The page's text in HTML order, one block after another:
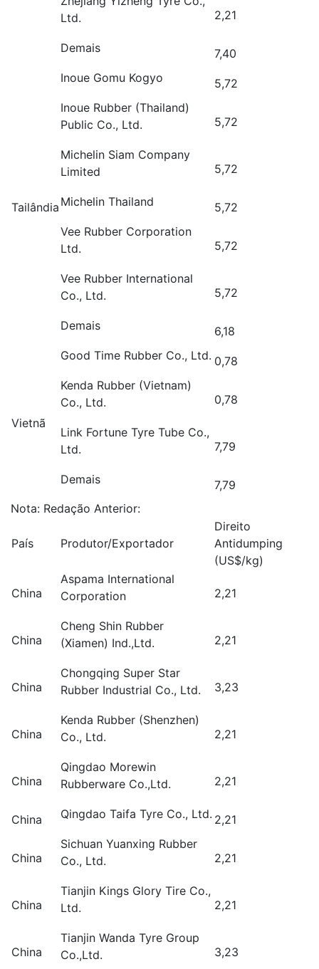
Ltd.
2,21
Demais 7,40
Tailândia
Inoue Gomu Kogyo
5,72
Inoue Rubber (Thailand)
Public Co., Ltd.
5,72
Michelin Siam Company
Limited
5,72
Michelin Thailand
5,72
Vee Rubber Corporation
Ltd.
5,72
Vee Rubber International
Co., Ltd.
5,72
Demais 6,18
Vietnã
Good Time Rubber Co., Ltd. 0,78
Kenda Rubber (Vietnam)
Co., Ltd.
0,78
Link Fortune Tyre Tube Co.,
Ltd.
7,79
Demais
7,79
Nota: Redação Anterior:
País Produtor/Exportador
Direito
Antidumping
(US$/kg)
China
Aspama International
Corporation
2,21
China
Cheng Shin Rubber
(Xiamen) Ind.,Ltd.
2,21
China
Chongqing Super Star
Rubber Industrial Co., Ltd.
3,23
China
Kenda Rubber (Shenzhen)
Co., Ltd.
2,21
China
Qingdao Morewin
Rubberware Co.,Ltd.
2,21
China Qingdao Taifa Tyre Co., Ltd. 2,21
China
Sichuan Yuanxing Rubber
Co., Ltd.
2,21
China
Tianjin Kings Glory Tire Co.,
Ltd.
2,21
China
Tianjin Wanda Tyre Group
Co.,Ltd.
3,23